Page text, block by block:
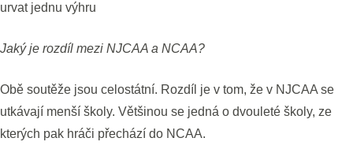
urvat jednu výhru
Jaký je rozdíl mezi NJCAA a NCAA?
Obě soutěže jsou celostátní. Rozdíl je v tom, že v NJCAA se
utkávají menší školy. Většinou se jedná o dvouleté školy, ze
kterých pak hráči přechází do NCAA.